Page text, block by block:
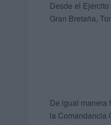
Desde el
Gran Bretaña,
De igual manera
la Comandancia